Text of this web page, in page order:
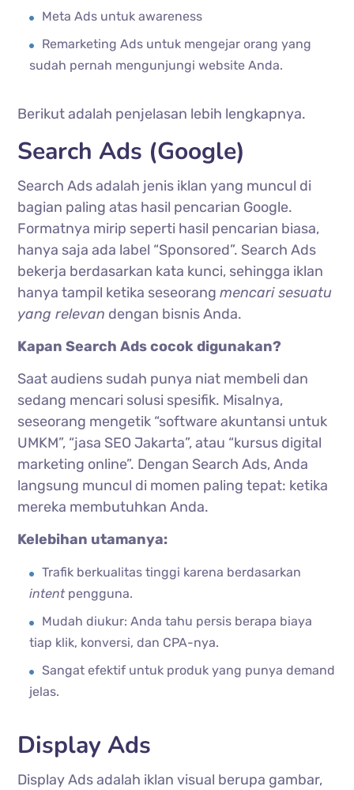
Meta Ads untuk awareness
Remarketing Ads untuk mengejar orang yang
sudah pernah mengunjungi website Anda.
Berikut adalah penjelasan lebih lengkapnya.
Search Ads (Google)
Search Ads adalah jenis iklan yang muncul di
bagian paling atas hasil pencarian Google.
Formatnya mirip seperti hasil pencarian biasa,
hanya saja ada label “Sponsored”. Search Ads
bekerja berdasarkan kata kunci, sehingga iklan
hanya tampil ketika seseorangmencari sesuatu
yang relevan dengan bisnis Anda.
Kapan Search Ads cocok digunakan?
Saat audiens sudah punya niat membeli dan
sedang mencari solusi spesifik. Misalnya,
seseorang mengetik “software akuntansi untuk
UMKM”, “jasa SEO Jakarta”, atau “kursus digital
marketing online”. Dengan Search Ads, Anda
langsung muncul di momen paling tepat: ketika
mereka membutuhkan Anda.
Kelebihan utamanya:
Trafik berkualitas tinggi karena berdasarkan
intentpengguna.
Mudah diukur: Anda tahu persis berapa biaya
tiap klik, konversi, dan CPA-nya.
Sangat efektif untuk produk yang punya demand
jelas.
Display Ads
Display Ads adalah iklan visual berupa gambar,